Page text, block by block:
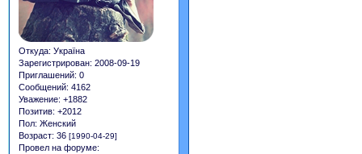
Откуда: Україна
Зарегистрирован: 2008-09-19
Приглашений: 0
Сообщений: 4162
Уважение: +1882
Позитив: +2012
Пол: Женский
Возраст: 36 [1990-04-29]
Провел на форуме: